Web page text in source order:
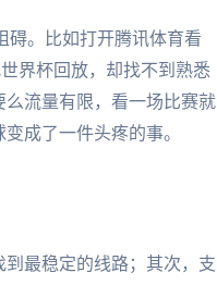
碍。比如打开腾讯体育看
界杯回放，却找不到熟悉
流量有限，看一场比赛就
成了一件头疼的事。
最稳定的线路；其次，支